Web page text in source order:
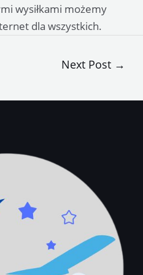
wysiłkami możemy
dla wszystkich.
Next Post →